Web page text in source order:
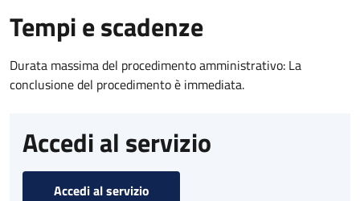
Tempi e scadenze
Durata massima del procedimento amministrativo: La
conclusione del procedimento è immediata.
Accedi al servizio
Accedi al servizio